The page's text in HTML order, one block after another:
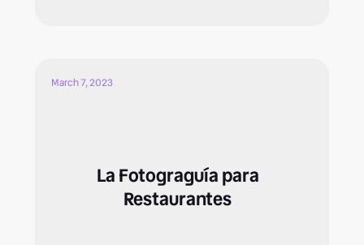
March 7, 2023
La Fotograguía para
Restaurantes